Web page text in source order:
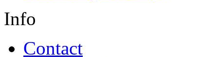
Info
Contact